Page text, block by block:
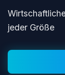
jeder Größe